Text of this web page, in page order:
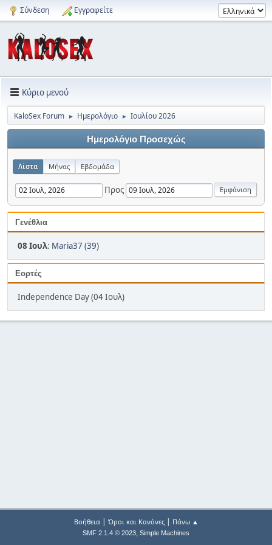
Σύνδεση Εγγραφείτε
Κύριο μενού
KaloSex Forum ► Ημερολόγιο ► Ιουλίου 2026
Ημερολόγιο Προσεχώς
Λίστα Μήνας Εβδομάδα
Προς
Γενέθλια
08 Ιουλ: Maria37 (39)
Εορτές
Independence Day (04 Ιουλ)
Βοήθεια| Όροι και Κανόνες| Πάνω ▲
SMF 2.1.4 © 2023, Simple Machines